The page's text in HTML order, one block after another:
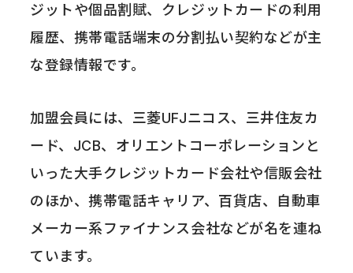
ジットや個品割賦、クレジットカードの利用
履歴、携帯電話端末の分割払い契約などが主
な登録情報です。
加盟会員には、三菱UFJニコス、三井住友カ
ード、JCB、オリエントコーポレーションと
いった大手クレジットカード会社や信販会社
のほか、携帯電話キャリア、百貨店、自動車
メーカー系ファイナンス会社などが名を連ね
ています。